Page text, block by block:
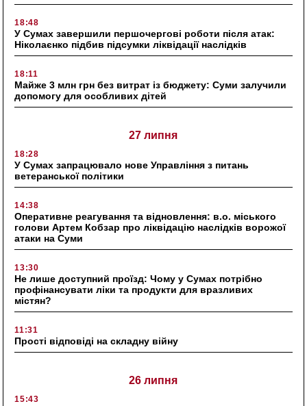
18:48
У Сумах завершили першочергові роботи після атак:
Ніколаєнко підбив підсумки ліквідації наслідків
18:11
Майже 3 млн грн без витрат із бюджету: Суми залучили
допомогу для особливих дітей
27 липня
18:28
У Сумах запрацювало нове Управління з питань
ветеранської політики
14:38
Оперативне реагування та відновлення: в.о. міського
голови Артем Кобзар про ліквідацію наслідків ворожої
атаки на Суми
13:30
Не лише доступний проїзд: Чому у Сумах потрібно
профінансувати ліки та продукти для вразливих
містян?
11:31
Прості відповіді на складну війну
26 липня
15:43